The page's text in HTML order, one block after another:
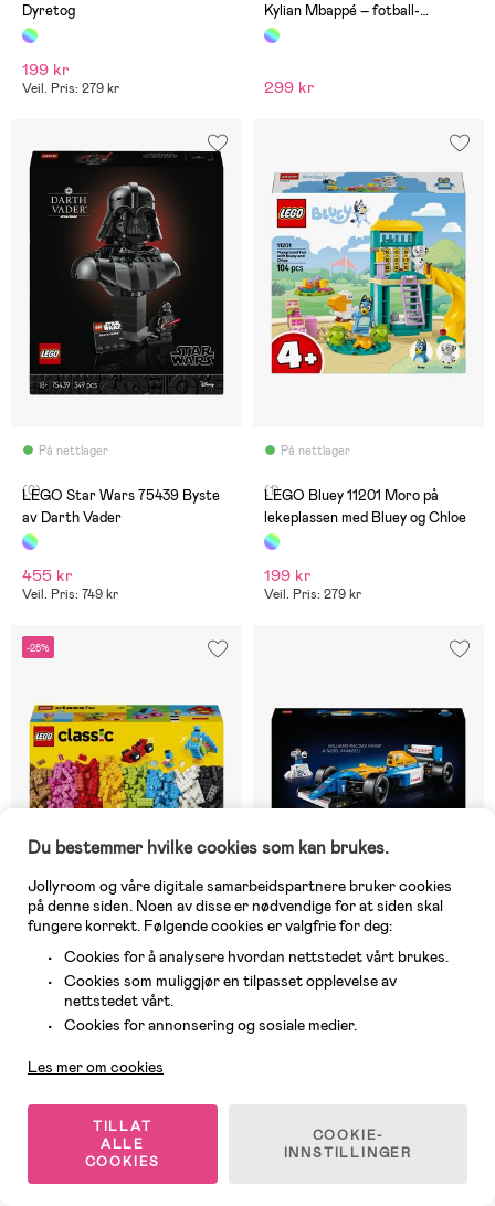
Dyretog
199 kr
Veil. Pris: 279 kr
Kylian Mbappé – fotball-
høydepunkter
299 kr
På nettlager
(0)
LEGO Star Wars 75439 Byste
av Darth Vader
455 kr
Veil. Pris: 749 kr
På nettlager
(1)
LEGO Bluey 11201 Moro på
lekeplassen med Bluey og Chloe
199 kr
Veil. Pris: 279 kr
-28%
På nettlager
LEGO Classic 11045
Kreativitetssett med fargerike
494 kr
10 IGJEN
Racing FW14B og Nigel Mansell
Du bestemmer hvilke cookies som kan brukes.
Jollyroom og våre digitale samarbeidspartnere bruker cookies
på denne siden. Noen av disse er nødvendige for at siden skal
fungere korrekt. Følgende cookies er valgfrie for deg:
Cookies for å analysere hvordan nettstedet vårt brukes.
Cookies som muliggjør en tilpasset opplevelse av
nettstedet vårt.
Cookies for annonsering og sosiale medier.
Les mer om cookies
TILLAT
ALLE
COOKIES
COOKIE-
INNSTILLINGER